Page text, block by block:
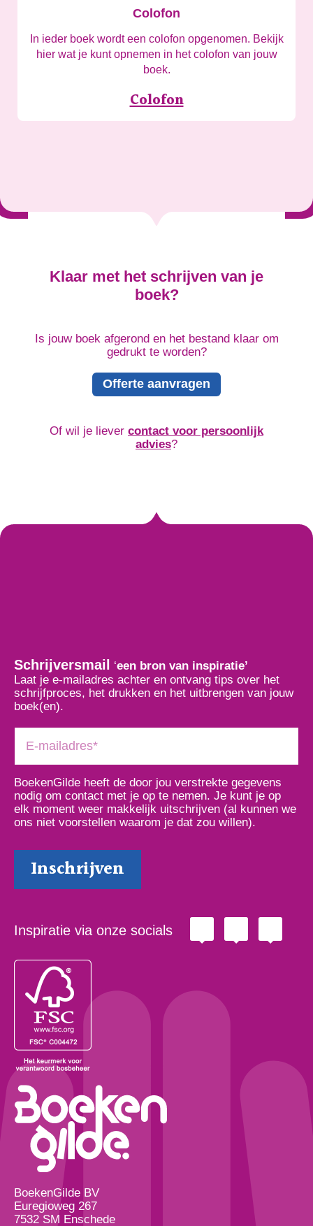
Colofon
In ieder boek wordt een colofon opgenomen. Bekijk
hier wat je kunt opnemen in het colofon van jouw
boek.
Colofon
Klaar met het schrijven van je
boek?
Is jouw boek afgerond en het bestand klaar om
gedrukt te worden?
Offerte aanvragen
Of wil je liever contact voor persoonlijk
advies?
Schrijversmail ‘een bron van inspiratie’
Laat je e-mailadres achter en ontvang tips over het
schrijfproces, het drukken en het uitbrengen van jouw
boek(en).
BoekenGilde heeft de door jou verstrekte gegevens
nodig om contact met je op te nemen. Je kunt je op
elk moment weer makkelijk uitschrijven (al kunnen we
ons niet voorstellen waarom je dat zou willen).
Inspiratie via onze socials
BoekenGilde BV
Euregioweg 267
7532 SM Enschede